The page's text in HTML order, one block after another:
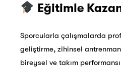
Eğitimle
Sporcularla çalışmalarda
geliştirme, zihinsel
bireysel ve takım